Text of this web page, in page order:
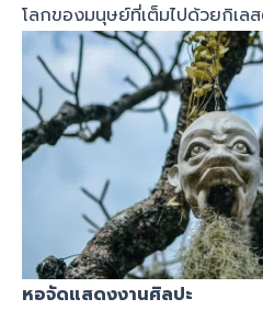
โลกของมนุษย์ที่เต็มไปด้วยกิเล
หอจัดแสดงงานศิลปะ